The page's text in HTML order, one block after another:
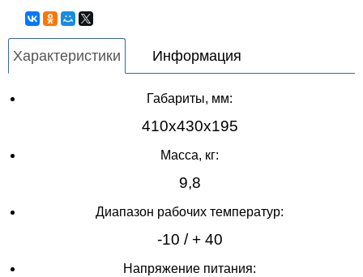
Характеристики Информация
Габариты, мм:
410х430х195
Масса, кг:
9,8
Диапазон рабочих температур:
-10 / + 40
Напряжение питания: